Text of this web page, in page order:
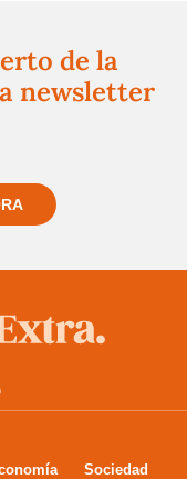
de la
newsletter
Sociedad